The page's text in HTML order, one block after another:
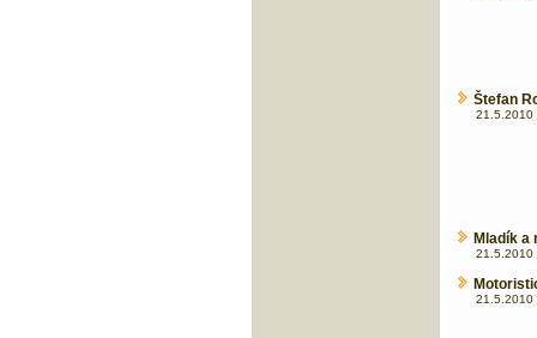
Štefan
21.5.2010
Mladík a
21.5.2010
21.5.2010